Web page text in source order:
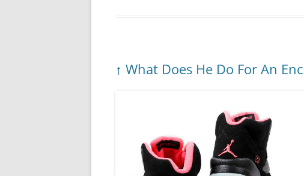
↑ What Does He Do For An